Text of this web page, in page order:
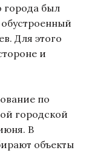
города был
Для этого
и
по
городской
В
объекты